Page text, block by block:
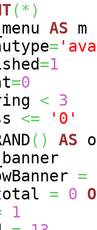
(*)
AS m
=
=1
=0
<
3
<=
'0'
( ) AS
=
= 0
1